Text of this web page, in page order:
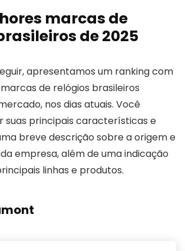
marcas de
de 2025
apresentamos um ranking com
de relógios brasileiros
nos dias atuais. Você
suas principais características e
breve descrição sobre a origem e
empresa, além de uma indicação
linhas e produtos.